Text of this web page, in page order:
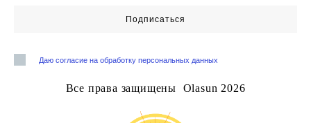
Подписаться
Даю согласие на обработку персональных данных
Все права защищены Olasun 2026